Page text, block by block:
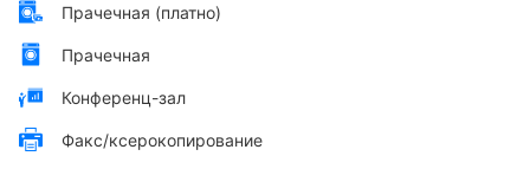
Прачечная (платно)
Прачечная
Конференц-зал
Факс/ксерокопирование